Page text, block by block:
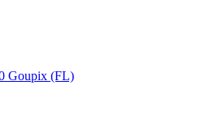
Goupix (FL)